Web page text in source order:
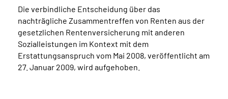
Die verbindliche Entscheidung über das
nachträgliche Zusammentreffen von Renten aus der
gesetzlichen Rentenversicherung mit anderen
Sozialleistungen im Kontext mit dem
Erstattungsanspruch vom Mai 2008, veröffentlicht am
27. Januar 2009, wird aufgehoben.